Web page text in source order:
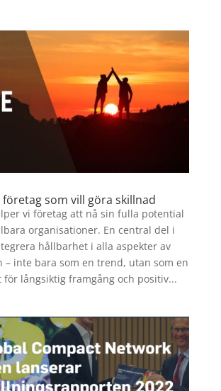
företag som vill göra skillnad
vi företag att nå sin fulla potential
organisationer. En central del i
hållbarhet i alla aspekter av
– inte bara som en trend, utan som en
för långsiktig framgång och positiv...